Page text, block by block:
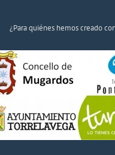
¿Para quiénes hemos creado